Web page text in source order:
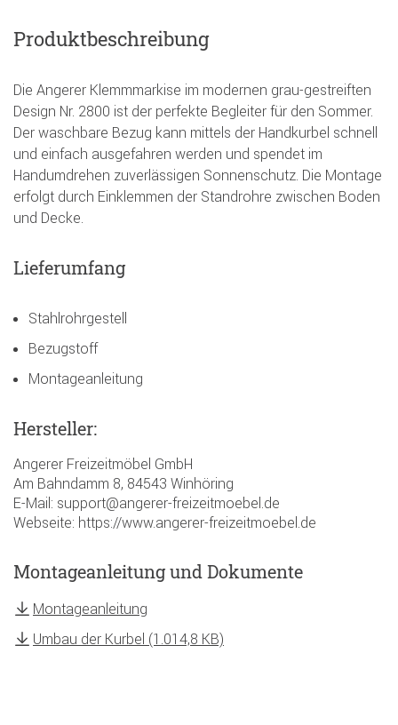
Produktbeschreibung
Die Angerer Klemmmarkise im modernen grau-gestreiften
Design Nr. 2800 ist der perfekte Begleiter für den Sommer.
Der waschbare Bezug kann mittels der Handkurbel schnell
und einfach ausgefahren werden und spendet im
Handumdrehen zuverlässigen Sonnenschutz. Die Montage
erfolgt durch Einklemmen der Standrohre zwischen Boden
und Decke.
Lieferumfang
Stahlrohrgestell
Bezugstoff
Montageanleitung
Hersteller:
Angerer Freizeitmöbel GmbH
Am Bahndamm 8, 84543 Winhöring
E-Mail: support@angerer-freizeitmoebel.de
Webseite: https://www.angerer-freizeitmoebel.de
Montageanleitung und Dokumente
Montageanleitung
Umbau der Kurbel (1.014,8 KB)